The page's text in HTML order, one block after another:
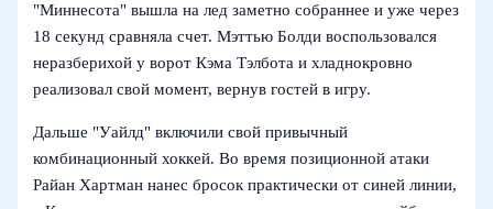
"Миннесота" вышла на лед заметно собраннее и уже через
18 секунд сравняла счет. Мэттью Болди воспользовался
неразберихой у ворот Кэма Тэлбота и хладнокровно
реализовал свой момент, вернув гостей в игру.
Дальше "Уайлд" включили свой привычный
комбинационный хоккей. Во время позиционной атаки
Райан Хартман нанес бросок практически от синей линии,